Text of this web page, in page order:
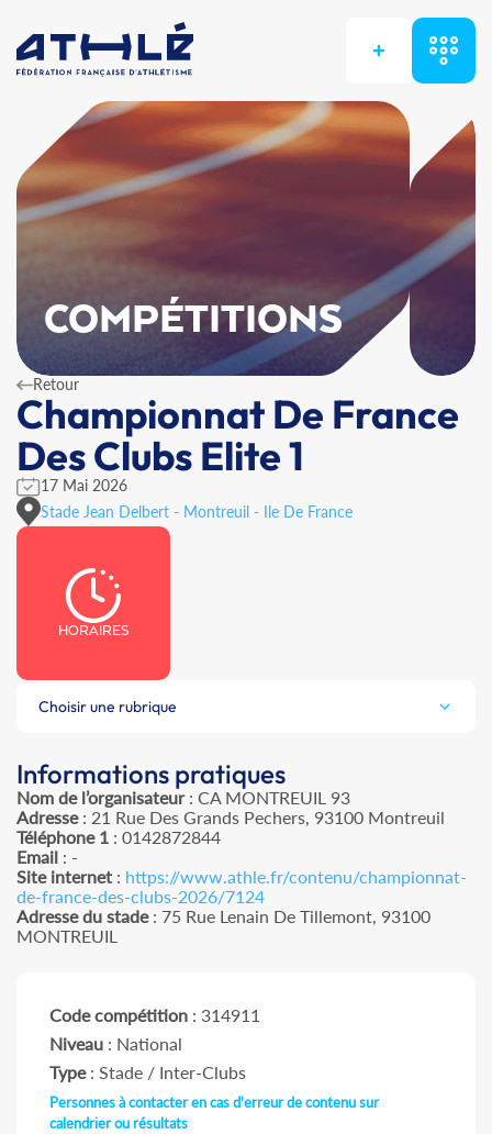
+
COMPÉTITIONS
Retour
Championnat De France
Des Clubs Elite 1
17 Mai 2026
Stade Jean Delbert - Montreuil - Ile De France
HORAIRES
Choisir une rubrique
Informations pratiques
Nom de l’organisateur: CA MONTREUIL 93
Adresse: 21 Rue Des Grands Pechers, 93100 Montreuil
Téléphone 1 : 0142872844
Email : -
Site internet : https://www.athle.fr/contenu/championnat-
de-france-des-clubs-2026/7124
Adresse du stade: 75 Rue Lenain De Tillemont, 93100
MONTREUIL
Code compétition : 314911
Niveau : National
Type: Stade / Inter-Clubs
Personnes à contacter en cas d'erreur de contenu sur
calendrier ou résultats